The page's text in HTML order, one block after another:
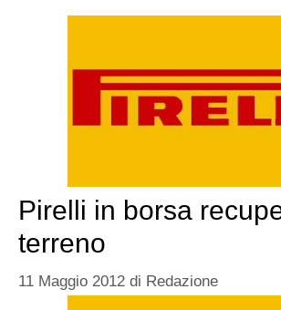
Pirelli in borsa
terreno
11 Maggio 2012 di Redazione